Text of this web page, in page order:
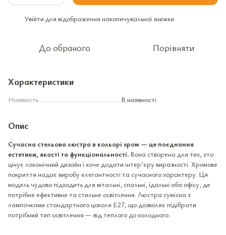
Увійти для відображення накопичувальної знижки
До обраного Порівняти
Характеристики
Наявність В наявності
Опис
Сучасна стельова люстра в кольорі хром — це поєднання
естетики, якості та функціональності. Вона створена для тих, хто
цінує лаконічний дизайн і хоче додати інтер’єру виразності. Хромове
покриття надає виробу елегантності та сучасного характеру. Ця
модель чудово підходить для вітальні, спальні, їдальні або офісу, де
потрібне ефективне та стильне освітлення. Люстра сумісна з
лампочками стандартного цоколя E27, що дозволяє підібрати
потрібний тип освітлення — від теплого до холодного.